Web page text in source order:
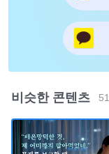
비슷한 콘텐츠 51